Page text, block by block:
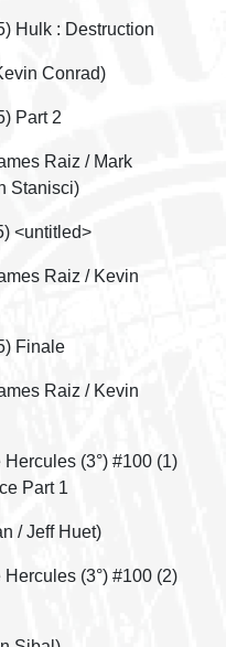
Hulk : Destruction
Conrad)
Part 2
Raiz / Mark
Stanisci)
<untitled>
Raiz / Kevin
Finale
Raiz / Kevin
(3°) #100 (1)
Part 1
/ Jeff Huet)
(3°) #100 (2)